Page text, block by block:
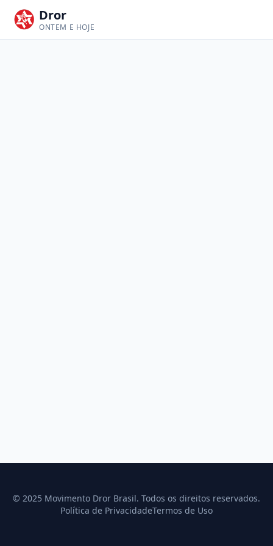
Dror
ONTEM E HOJE
© 2025 Movimento Dror Brasil. Todos os direitos reservados.
Política de PrivacidadeTermos de Uso